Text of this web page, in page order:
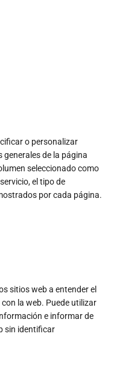
o personalizar
de la página
seleccionado como
el tipo de
por cada página.
sitios web a entender el
la web. Puede utilizar
e informar de
sin identificar